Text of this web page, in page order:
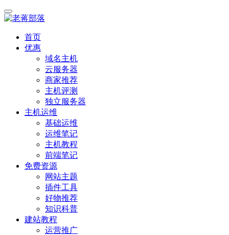
首页
优惠
域名主机
云服务器
商家推荐
主机评测
独立服务器
主机运维
基础运维
运维笔记
主机教程
前端笔记
免费资源
网站主题
插件工具
好物推荐
知识科普
建站教程
运营推广